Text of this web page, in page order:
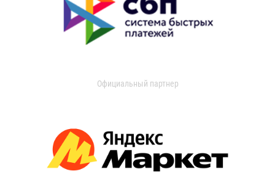
Официальный партнер